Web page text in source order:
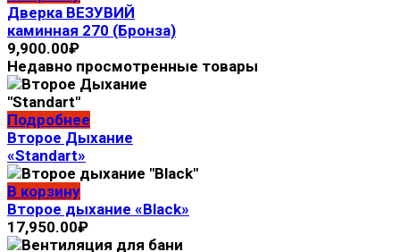
Дверка ВЕЗУВИЙ
каминная 270 (Бронза)
9,900.00₽
Недавно просмотренные товары
Подробнее
Второе Дыхание
«Standart»
В корзину
Второе дыхание «Black»
17,950.00₽